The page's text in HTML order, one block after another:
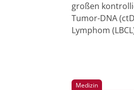
großen
Tumor-DNA
Lymphom
dauerhaftere
Medizin